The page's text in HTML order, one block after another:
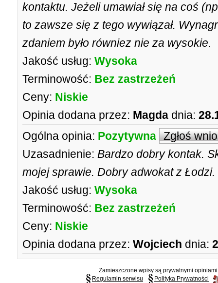
kontaktu. Jeżeli umawiał się na coś
to zawsze się z tego wywiązał.
zdaniem było równiez nie za wysokie.
Jakość usług: Wysoka
Terminowość: Bez zastrzeżeń
Ceny: Niskie
Opinia dodana przez: Magda dnia:
Ogólna opinia: Pozytywna Zgłoś
Uzasadnienie: Bardzo dobry kontak.
mojej sprawie. Dobry adwokat z Łodzi.
Jakość usług: Wysoka
Terminowość: Bez zastrzeżeń
Ceny: Niskie
Opinia dodana przez: Wojciech dnia:
Zamieszczone wpisy są prywatnymi
Regulamin serwisu
Polityka Prywatności